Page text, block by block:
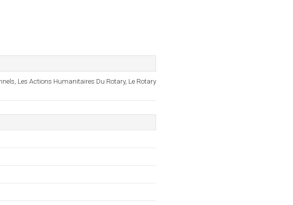
Les Actions Humanitaires Du Rotary, Le Rotary